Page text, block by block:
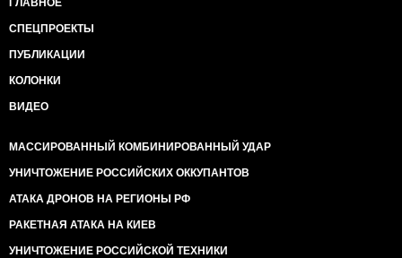
ГЛАВНОЕ
СПЕЦПРОЕКТЫ
ПУБЛИКАЦИИ
КОЛОНКИ
ВИДЕО
МАССИРОВАННЫЙ КОМБИНИРОВАННЫЙ УДАР
УНИЧТОЖЕНИЕ РОССИЙСКИХ ОККУПАНТОВ
АТАКА ДРОНОВ НА РЕГИОНЫ РФ
РАКЕТНАЯ АТАКА НА КИЕВ
УНИЧТОЖЕНИЕ РОССИЙСКОЙ ТЕХНИКИ